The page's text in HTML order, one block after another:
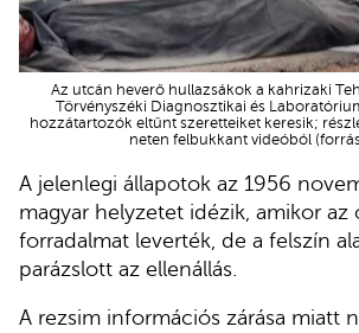
Az utcán heverő hullazsákok a kahrizaki
Törvényszéki Diagnosztikai és
hozzátartozók eltűnt szeretteiket keresik;
neten felbukkant videóból
A jelenlegi állapotok az 1956
magyar helyzetet idézik, amikor az
forradalmat leverték, de a felszín
parázslott az ellenállás.
A rezsim információs zárása miatt